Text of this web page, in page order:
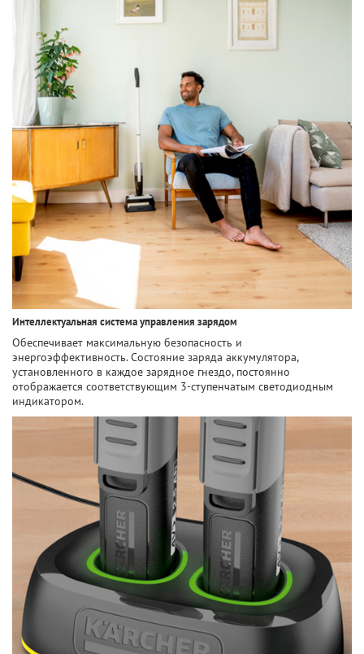
Интеллектуальная система управления зарядом
Обеспечивает максимальную безопасность и
энергоэффективность. Состояние заряда аккумулятора,
установленного в каждое зарядное гнездо, постоянно
отображается соответствующим 3-ступенчатым светодиодным
индикатором.